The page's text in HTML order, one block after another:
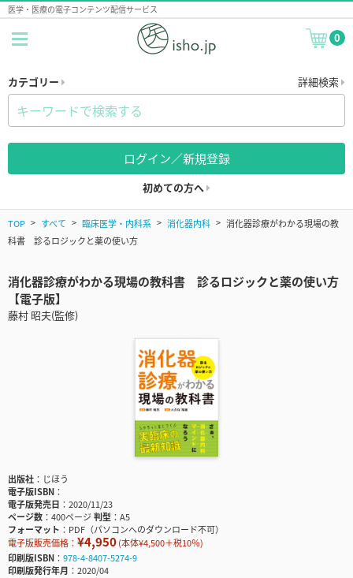
医学・医療の電子コンテンツ配信サービス
0
カテゴリー 詳細検索
ログイン／新規登録
初めての方へ
TOP すべて 臨床医学・内科系 消化器内科
消化器診療がわかる現場の教
科書 診るロジックと薬の使い方
消化器診療がわかる現場の教科書 診るロジックと薬の使い方
【電子版】
藤村 昭夫(監修)
出版社
じほう
電子版ISBN
電子版発売日
2020/11/23
ページ数
400ページ判型
A5
フォーマット
PDF（パソコンへのダウンロード不可）
電子版販売価格： ¥4,950(本体¥4,500＋税10％)
印刷版ISBN
978-4-8407-5274-9
印刷版発行年月
2020/04